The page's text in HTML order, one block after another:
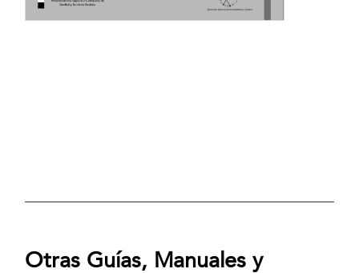
Otras Guías, Manuales y